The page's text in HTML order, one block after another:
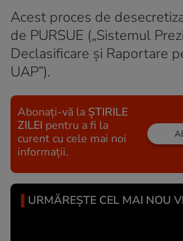
Acest proces de
de PURSUE („Sistemul
Declasificare și Raportare
UAP”).
Abonați-vă la ȘTIRILE
ZILEI pentru a fi la
curent cu cele mai noi
informații.
URMĂREȘTE CEL MAI NOU